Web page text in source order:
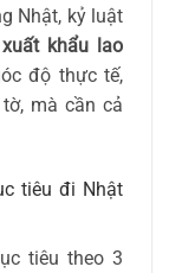
Nhật, kỷ luật
xuất khẩu lao
độ thực tế,
mà cần cả
tiêu đi Nhật
tiêu theo 3